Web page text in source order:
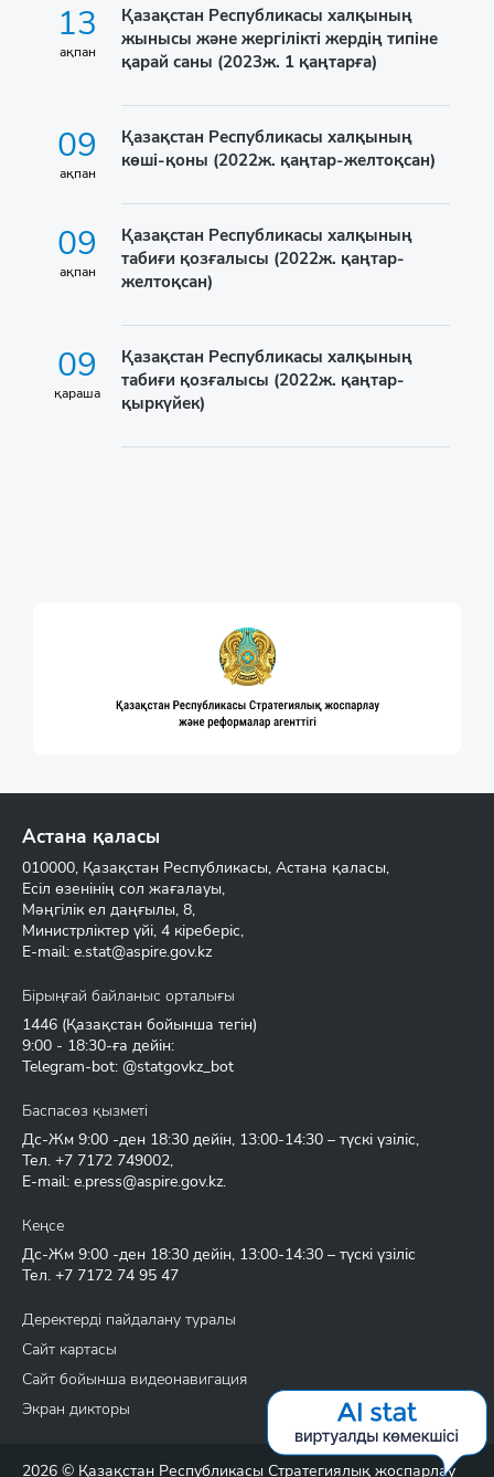
13
ақпан
Қазақстан Республикасы халқының
жынысы және жергілікті жердің типіне
қарай саны (2023ж. 1 қаңтарға)
09
ақпан
Қазақстан Республикасы халқының
көші-қоны (2022ж. қаңтар-желтоқсан)
09
ақпан
Қазақстан Республикасы халқының
табиғи қозғалысы (2022ж. қаңтар-
желтоқсан)
09
қараша
Қазақстан Республикасы халқының
табиғи қозғалысы (2022ж. қаңтар-
қыркүйек)
Астана қаласы
010000, Қазақстан Республикасы, Астана қаласы,
Есіл өзенінің сол жағалауы,
Мәңгілік ел даңғылы, 8,
Министрліктер үйі, 4 кіреберіс,
E-mail: e.stat@aspire.gov.kz
Бірыңғай байланыс орталығы
1446 (Қазақстан бойынша тегін)
9:00 - 18:30-ға дейін:
Telegram-bot: @statgovkz_bot
Баспасөз қызметі
Дс-Жм 9:00 -ден 18:30 дейін, 13:00-14:30 – түскі үзіліс,
Тел. +7 7172 749002,
E-mail: e.press@aspire.gov.kz.
Кеңсе
Дс-Жм 9:00 -ден 18:30 дейін, 13:00-14:30 – түскі үзіліс
Тел. +7 7172 74 95 47
Деректерді пайдалану туралы
Сайт картасы
Сайт бойынша видеонавигация
Экран дикторы
2026 © Қазақстан Республикасы Стратегиялық жоспарлау